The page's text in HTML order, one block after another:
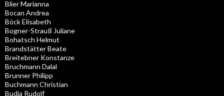
Blier Marianna
Bocan Andrea
Böck Elisabeth
Bogner-Strauß Juliane
Bohatsch Helmut
Brandstätter Beate
Breitebner Konstanze
Bruchmann Dalal
Brunner Philipp
Buchmann Christian
Budja Rudolf